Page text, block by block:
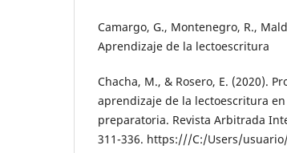
Camargo, G., Montenegro, R.,
Aprendizaje de la lectoescritura
Chacha, M., & Rosero, E. (2020).
aprendizaje de la lectoescritura
preparatoria. Revista Arbitrada
311-336. https:///C:/Users/